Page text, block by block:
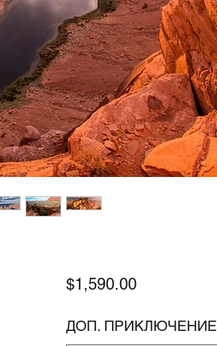
$1,590.00Цена
ДОП. ПРИКЛЮЧЕНИЕ